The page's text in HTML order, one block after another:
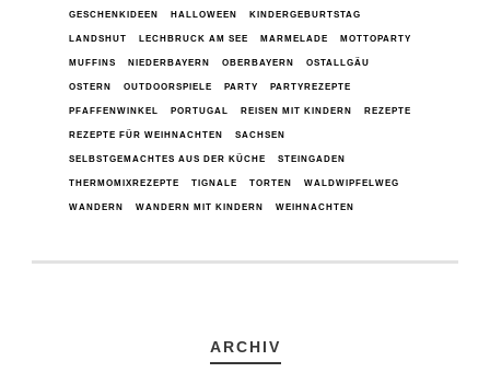
GESCHENKIDEEN HALLOWEEN KINDERGEBURTSTAG
LANDSHUT LECHBRUCK AM SEE MARMELADE MOTTOPARTY
MUFFINS NIEDERBAYERN OBERBAYERN OSTALLGÄU
OSTERN OUTDOORSPIELE PARTY PARTYREZEPTE
PFAFFENWINKEL PORTUGAL REISEN MIT KINDERN REZEPTE
REZEPTE FÜR WEIHNACHTEN SACHSEN
SELBSTGEMACHTES AUS DER KÜCHE STEINGADEN
THERMOMIXREZEPTE TIGNALE TORTEN WALDWIPFELWEG
WANDERN WANDERN MIT KINDERN WEIHNACHTEN
ARCHIV